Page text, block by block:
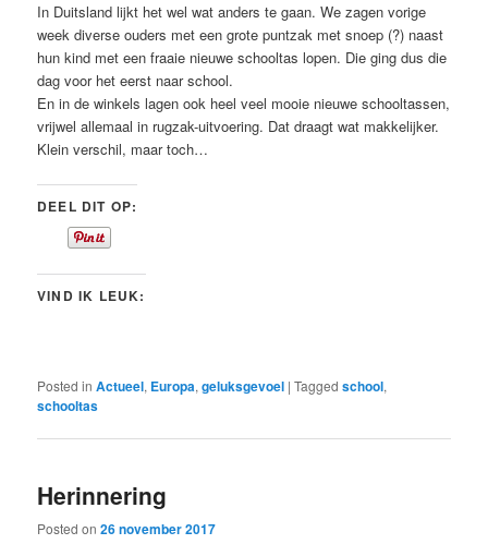
In Duitsland lijkt het wel wat anders te gaan. We zagen vorige
week diverse ouders met een grote puntzak met snoep (?) naast
hun kind met een fraaie nieuwe schooltas lopen. Die ging dus die
dag voor het eerst naar school.
En in de winkels lagen ook heel veel mooie nieuwe schooltassen,
vrijwel allemaal in rugzak-uitvoering. Dat draagt wat makkelijker.
Klein verschil, maar toch…
DEEL DIT OP:
VIND IK LEUK:
Posted in Actueel, Europa,geluksgevoel |Tagged school,
schooltas
Herinnering
Posted on26 november 2017